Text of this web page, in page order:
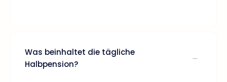
Was beinhaltet die tägliche
Halbpension?